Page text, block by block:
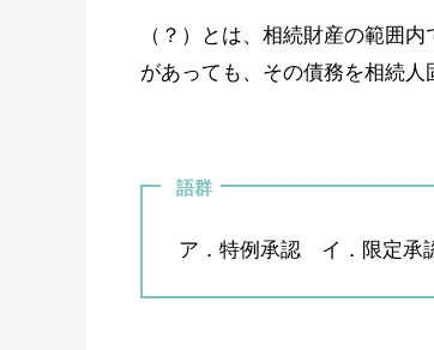
（？）とは、相続財産の範囲
があっても、その債務を相続人
語群
ア．特例承認 イ．限定承